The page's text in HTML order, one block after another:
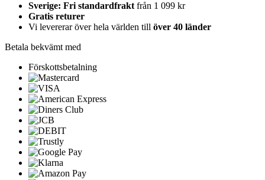
Sverige: Fri standardfrakt från 1 099 kr
Gratis returer
Vi levererar över hela världen till över 40 länder
Betala bekvämt med
Förskottsbetalning